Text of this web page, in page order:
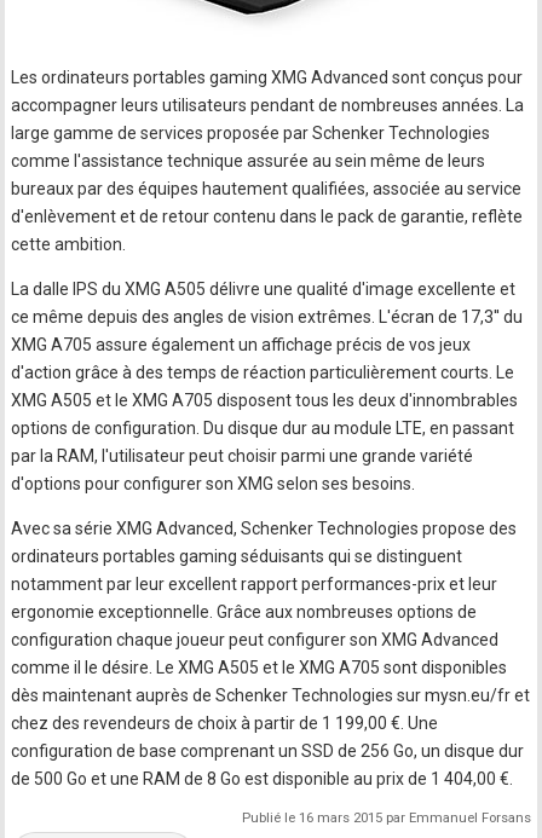
Les ordinateurs portables gaming XMG Advanced sont conçus pour
accompagner leurs utilisateurs pendant de nombreuses années. La
large gamme de services proposée par Schenker Technologies
comme l'assistance technique assurée au sein même de leurs
bureaux par des équipes hautement qualifiées, associée au service
d'enlèvement et de retour contenu dans le pack de garantie, reflète
cette ambition.
La dalle IPS du XMG A505 délivre une qualité d'image excellente et
ce même depuis des angles de vision extrêmes. L'écran de 17,3'' du
XMG A705 assure également un affichage précis de vos jeux
d'action grâce à des temps de réaction particulièrement courts. Le
XMG A505 et le XMG A705 disposent tous les deux d'innombrables
options de configuration. Du disque dur au module LTE, en passant
par la RAM, l'utilisateur peut choisir parmi une grande variété
d'options pour configurer son XMG selon ses besoins.
Avec sa série XMG Advanced, Schenker Technologies propose des
ordinateurs portables gaming séduisants qui se distinguent
notamment par leur excellent rapport performances-prix et leur
ergonomie exceptionnelle. Grâce aux nombreuses options de
configuration chaque joueur peut configurer son XMG Advanced
comme il le désire. Le XMG A505 et le XMG A705 sont disponibles
dès maintenant auprès de Schenker Technologies sur mysn.eu/fr et
chez des revendeurs de choix à partir de 1 199,00 €. Une
configuration de base comprenant un SSD de 256 Go, un disque dur
de 500 Go et une RAM de 8 Go est disponible au prix de 1 404,00 €.
Publié le 16 mars 2015 par Emmanuel Forsans